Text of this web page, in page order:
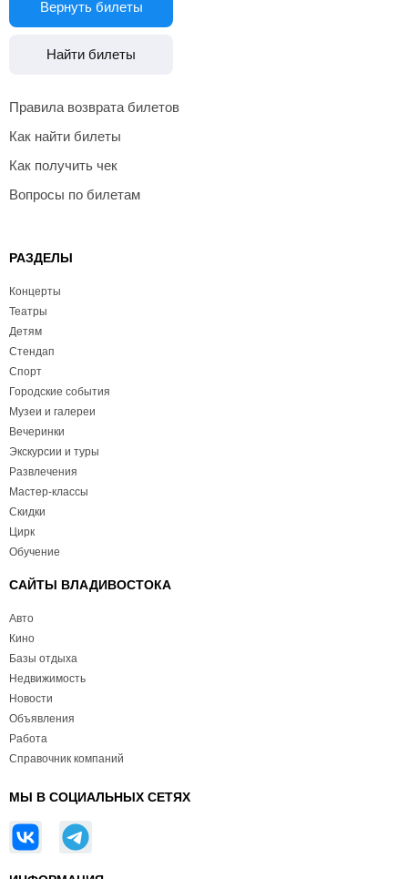
Вернуть билеты
Найти билеты
Правила возврата билетов
Как найти билеты
Как получить чек
Вопросы по билетам
РАЗДЕЛЫ
Концерты
Театры
Детям
Стендап
Спорт
Городские события
Музеи и галереи
Вечеринки
Экскурсии и туры
Развлечения
Мастер-классы
Скидки
Цирк
Обучение
САЙТЫ ВЛАДИВОСТОКА
Авто
Кино
Базы отдыха
Недвижимость
Новости
Объявления
Работа
Справочник компаний
МЫ В СОЦИАЛЬНЫХ СЕТЯХ